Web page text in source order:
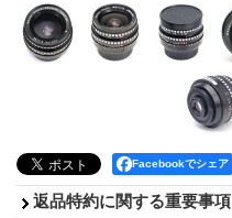
Facebookでシェア
返品特約に関する重要事項